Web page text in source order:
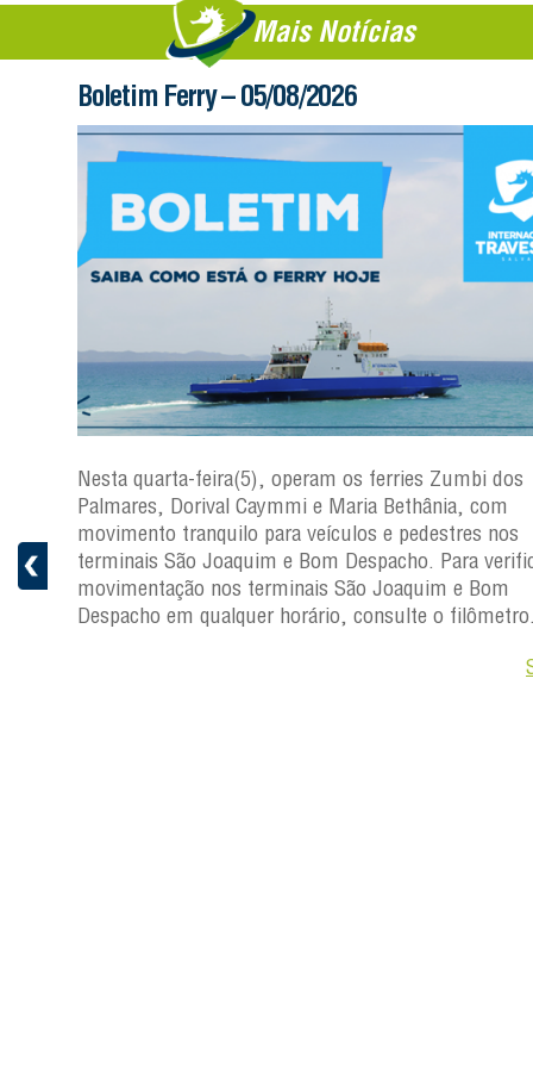
Mais Notícias
a
Boletim Ferry – 05/08/2026
Nesta quarta-feira(5), operam os ferries Zumbi dos
Palmares, Dorival Caymmi e Maria Bethânia, com
movimento tranquilo para veículos e pedestres nos
terminais São Joaquim e Bom Despacho. Para
movimentação nos terminais São Joaquim e Bom
Despacho em qualquer horário, consulte o